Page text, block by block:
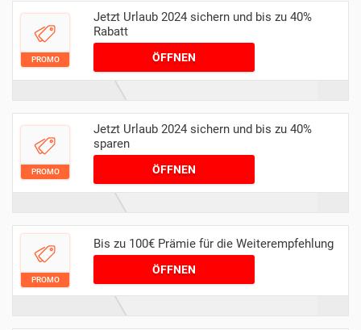
PROMO
Jetzt Urlaub 2024 sichern und bis zu 40%
Rabatt
ÖFFNEN
PROMO
Jetzt Urlaub 2024 sichern und bis zu 40%
sparen
ÖFFNEN
PROMO
Bis zu 100€ Prämie für die Weiterempfehlung
ÖFFNEN